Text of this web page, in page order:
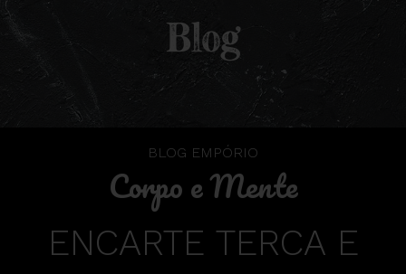
Blog
BLOG EMPÓRIO
Corpo e Mente
ENCARTE TERCA E